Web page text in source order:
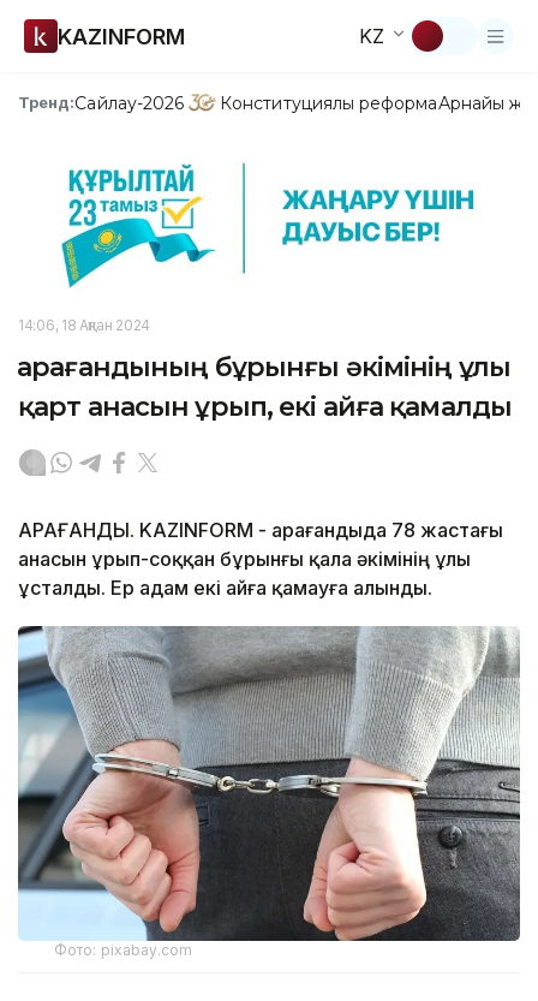
KAZINFORM KZ
Тренд:Сайлау-2026 Конституциялық реформаАрнайы
14:06, 18 Ақпан 2024
Қарағандының бұрынғы әкімінің ұлы
қарт анасын ұрып, екі айға қамалды
ҚАРАҒАНДЫ. KAZINFORM - Қарағандыда 78 жастағы
анасын ұрып-соққан бұрынғы қала әкімінің ұлы
ұсталды. Ер адам екі айға қамауға алынды.
Фото: pixabay.com